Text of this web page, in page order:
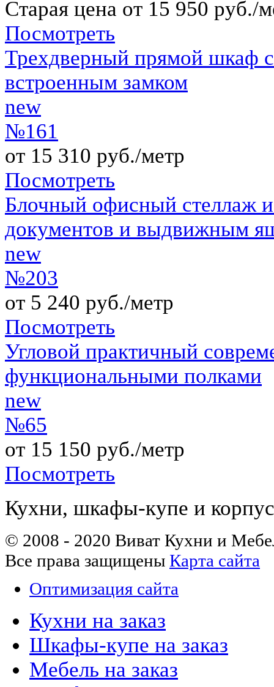
Старая цена от 15 950 руб./
Посмотреть
Трехдверный прямой шкаф
встроенным замком
new
№161
от 15 310 руб./метр
Посмотреть
Блочный офисный стеллаж
документов и выдвижным
new
№203
от 5 240 руб./метр
Посмотреть
Угловой практичный
функциональными полками
new
№65
от 15 150 руб./метр
Посмотреть
Кухни, шкафы-купе и
© 2008 - 2020 Виват Кухни и
Все права защищены Карта сайта
Оптимизация сайта
Кухни на заказ
Шкафы-купе на заказ
Мебель на заказ